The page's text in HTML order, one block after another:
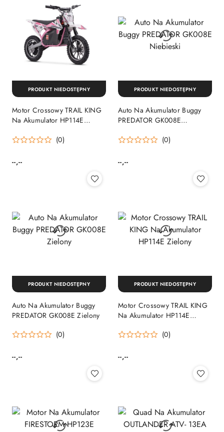
Motor Crossowy TRAIL KING
Na Akumulator HP114E
(0)
Cena:
--,--
PRODUKT NIEDOSTĘPNY
Auto Na Akumulator Buggy
PREDATOR GK008E
(0)
Cena:
--,--
PRODUKT NIEDOSTĘPNY
Auto Na Akumulator Buggy
PREDATOR GK008E Zielony
(0)
Cena:
--,--
PRODUKT NIEDOSTĘPNY
Motor Crossowy TRAIL KING
Na Akumulator HP114E
(0)
Cena:
--,--
PRODUKT NIEDOSTĘPNY